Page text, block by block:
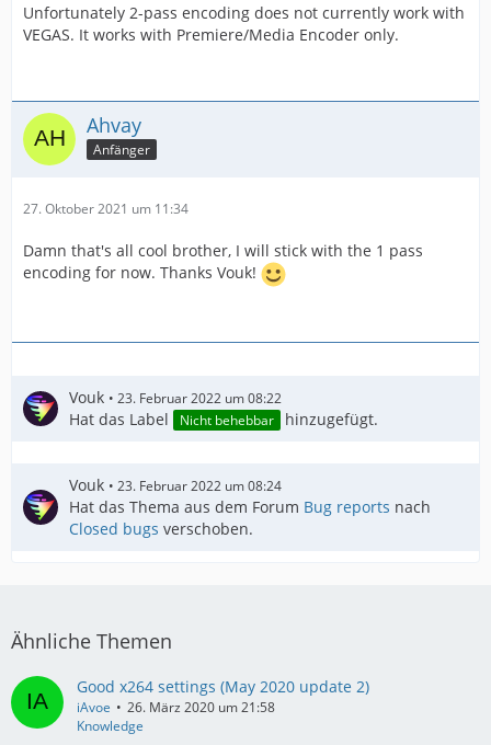
Unfortunately 2-pass encoding does not currently work with
VEGAS. It works with Premiere/Media Encoder only.
Ahvay
Anfänger
27. Oktober 2021 um 11:34
Damn that's all cool brother, I will stick with the 1 pass
encoding for now. Thanks Vouk!
Vouk 23. Februar 2022 um 08:22
Hat das Label Nicht behebbar hinzugefügt.
Vouk 23. Februar 2022 um 08:24
Hat das Thema aus dem Forum Bug reports nach
Closed bugs verschoben.
Ähnliche Themen
Good x264 settings (May 2020 update 2)
iAvoe
26. März 2020 um 21:58
Knowledge